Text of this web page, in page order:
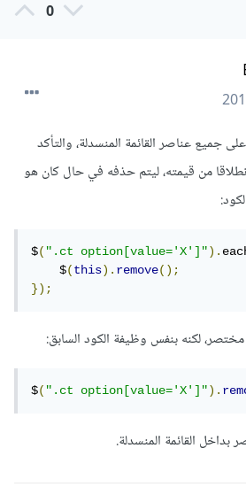
0
جميع عناصر القائمة المنسدلة، والتأكد
من قيمته، ليتم حذفه في حال كان هو
$(".ct option[value='X']").
    $
(this).remove();
});
لكنه بنفس وظيفة الكود السابق:
$(".ct option[value='X']").